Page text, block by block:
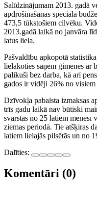
Salīdzinājumam 2013. gadā
apdrošināšanas speciālā
473,5 tūkstošiem cilvēku.
2013.gadā laikā no janvāra
latus liela.
Pašvaldību apkopotā
lielākoties saņem ģimenes ar
palikuši bez darba, kā arī
gados ir vidēji 26% no
Dzīvokļa pabalsta izmaksas
trīs gadu laikā nav būtiski
svārstās no 25 latiem mēnesī
ziemas periodā. Tie atšķiras
latiem lielajās pilsētās un no
Dalīties:
Komentāri (0)